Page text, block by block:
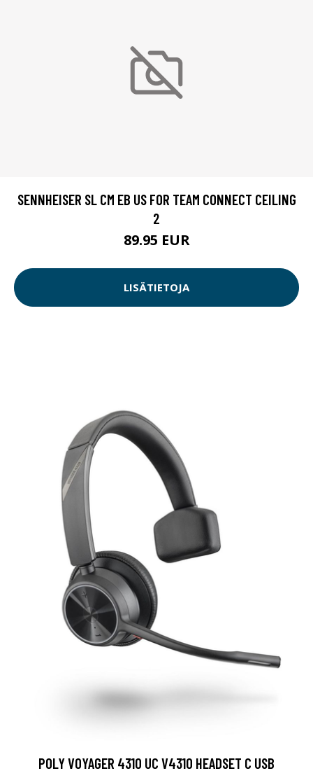
SENNHEISER SL CM EB US FOR TEAM CONNECT CEILING
2
89.95 EUR
LISÄTIETOJA
POLY VOYAGER 4310 UC V4310 HEADSET C USB